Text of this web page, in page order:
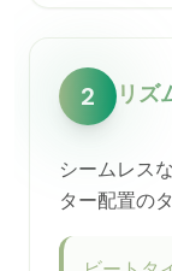
2 リズ
シームレス
ター配置の